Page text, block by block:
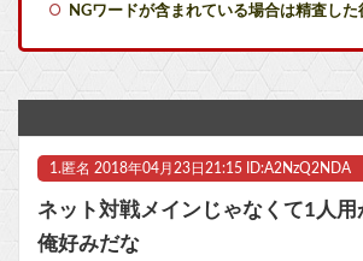
【ペルキチ悲報】ペルソナ、完全に
NGワードが含まれている場合は精査し
1. 匿名 2018年04月23日21:15 ID:A2NzQ2NDA
ネット対戦メインじゃなくて1人用
俺好みだな